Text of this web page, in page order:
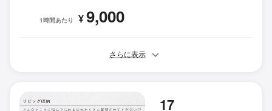
1時間あたり ¥9,000
さらに表示
17